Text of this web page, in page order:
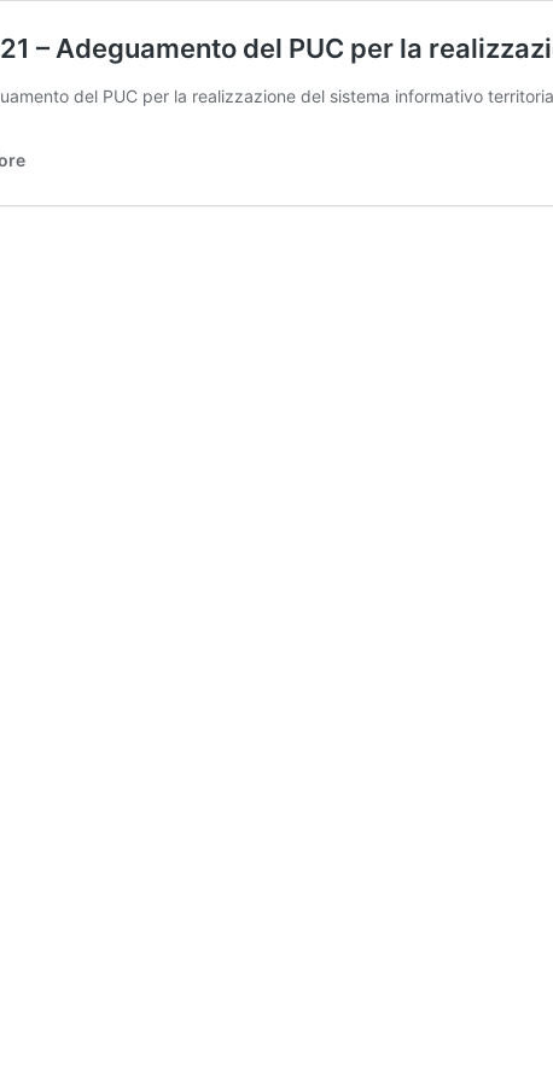
– Adeguamento del PUC per la
del PUC per la realizzazione del sistema informativo